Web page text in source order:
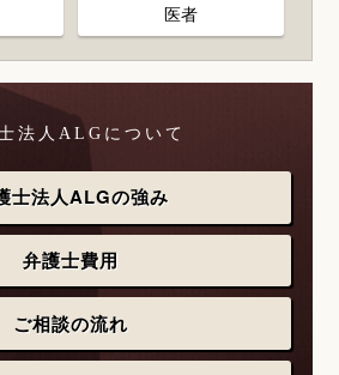
医者
法人ALGについて
士法人ALGの強み
弁護士費用
ご相談の流れ